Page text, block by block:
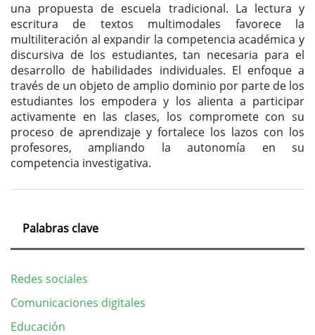
una propuesta de escuela tradicional. La lectura y
escritura de textos multimodales favorece la
multiliteración al expandir la competencia académica y
discursiva de los estudiantes, tan necesaria para el
desarrollo de habilidades individuales. El enfoque a
través de un objeto de amplio dominio por parte de los
estudiantes los empodera y los alienta a participar
activamente en las clases, los compromete con su
proceso de aprendizaje y fortalece los lazos con los
profesores, ampliando la autonomía en su
competencia investigativa.
Palabras clave
Redes sociales
Comunicaciones digitales
Educación